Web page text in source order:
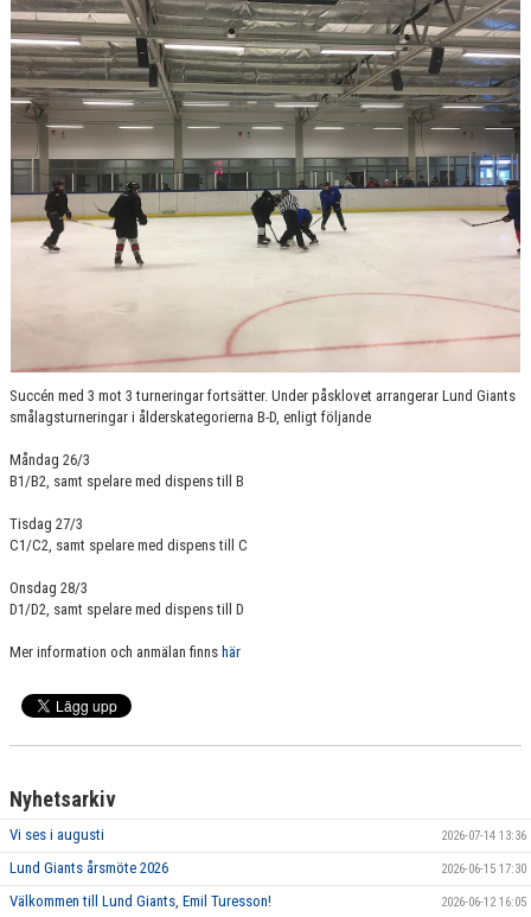
SPONSORER
MEDLEMSKAP
DOKUMENT/LÄNKAR
LUND GIANTS RÖDA TRÅD
KONTAKTA OSS
Succén med 3 mot 3 turneringar fortsätter. Under påsklovet arrangerar Lund Giants
smålagsturneringar i ålderskategorierna B-D, enligt följande
Måndag 26/3
B1/B2, samt spelare med dispens till B
Tisdag 27/3
C1/C2, samt spelare med dispens till C
Onsdag 28/3
D1/D2, samt spelare med dispens till D
Mer information och anmälan finns här
Nyhetsarkiv
Vi ses i augusti 2026-07-14 13:36
Lund Giants årsmöte 2026 2026-06-15 17:30
Välkommen till Lund Giants, Emil Turesson! 2026-06-12 16:05